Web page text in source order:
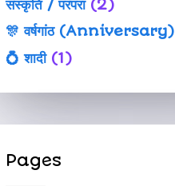
संस्कृति / परंपरा(2)
🎊 वर्षगांठ (Anniversary)
💍 शादी(1)
Pages